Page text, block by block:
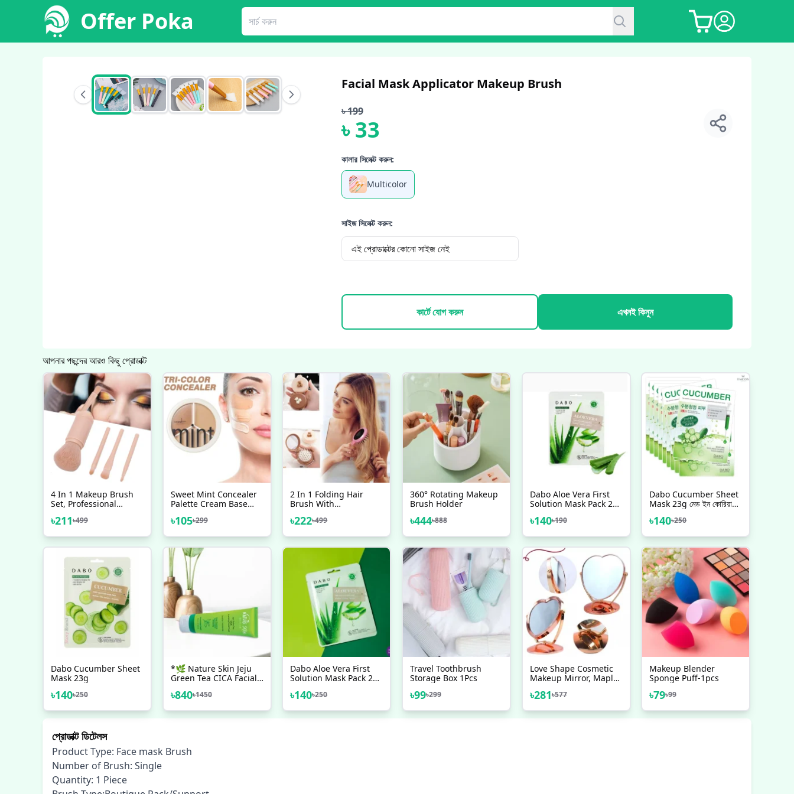
Offer Poka
Facial Mask Applicator Makeup Brush
৳199
৳33
কালার সিলেক্ট করুন:
Multicolor
সাইজ সিলেক্ট করুন:
এই প্রোডাক্টের কোনো সাইজ নেই
কার্টে যোগ করুন এখনই কিনুন
আপনার পছন্দের আরও কিছু প্রোডাক্ট
4 In 1 Makeup Brush
Set, Professional
Brushes-Use
Makeup Tool
৳211৳499
Sweet Mint Concealer
Palette Cream Base
Acne Spots Dark
Foundation
৳105৳299
2 In 1 Folding Hair
Brush With
Hair Brush, Portable
Hair, Folding Hair
Brush With Makeup
Mirror, Round Hair
Massage Comb For
Women Girls
৳222৳499
360° Rotating Makeup
Brush Holder
৳444৳888
Dabo Aloe Vera First
Solution Mask Pack 23g
৳140৳190
Dabo Cucumber Sheet
Mask 23g মেড ইন কোরিয়া
৳140৳250
Dabo Cucumber Sheet
Mask 23g
৳140৳250
*🌿 Nature Skin Jeju
Green Tea CICA Facial
| প্রাকৃতিক যত্নে গভীর ক্লিনজিং
৳840৳1450
Dabo Aloe Vera First
Solution Mask Pack 23g
৳140৳250
Travel Toothbrush
Storage Box 1Pcs
৳99৳299
Love Shape Cosmetic
Makeup Mirror, Maple
৳281৳577
Makeup Blender
Sponge Puff-1pcs
৳79৳99
প্রোডাক্ট ডিটেলস
Product Type: Face mask Brush
Number of Brush: Single
Quantity: 1 Piece